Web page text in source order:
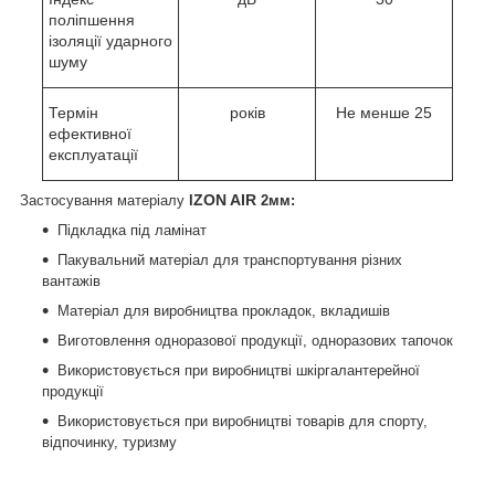
поліпшення
ізоляції ударного
шуму
Термін
ефективної
експлуатації
років Не менше 25
Застосування матеріалу ZON AIR 2мм:
Підкладка під ламінат
Пакувальний матеріал для транспортування різних
вантажів
Матеріал для виробництва прокладок, вкладишів
Виготовлення одноразової продукції, одноразових тапочок
Використовується при виробництві шкіргалантерейної
продукції
Використовується при виробництві товарів для спорту,
відпочинку, туризму